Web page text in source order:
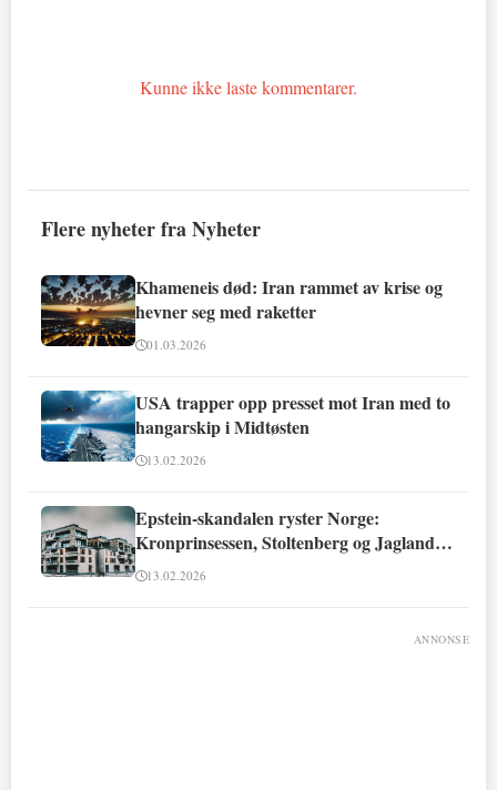
Kunne ikke laste kommentarer.
Flere nyheter fra Nyheter
Khameneis død: Iran rammet av krise og
hevner seg med raketter
01.03.2026
USA trapper opp presset mot Iran med to
hangarskip i Midtøsten
13.02.2026
Epstein-skandalen ryster Norge:
Kronprinsessen, Stoltenberg og Jagland
involvert
13.02.2026
ANNONSE